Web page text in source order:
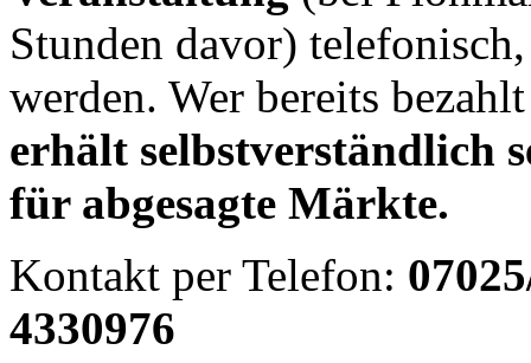
Stunden davor)
werden. Wer bereits
erhält selbstverständlich
für abgesagte Märkte.
Kontakt per Telefon:
4330976